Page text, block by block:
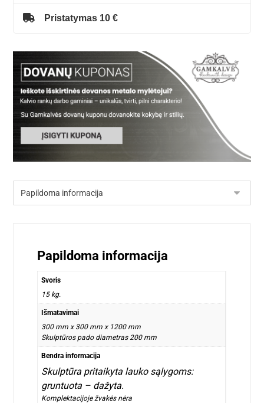
Pristatymas 10 €
Papildoma informacija
Svoris
15 kg.
Išmatavimai
300 mm x 300 mm x 1200 mm
Skulptūros pado diametras 200 mm
Bendra informacija
Skulptūra pritaikyta lauko sąlygoms:
gruntuota – dažyta.
Komplektacijoje žvakės nėra